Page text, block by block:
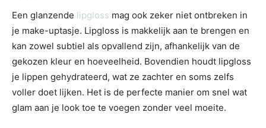
Een glanzende lipgloss mag ook zeker niet ontbreken in
je make-uptasje. Lipgloss is makkelijk aan te brengen en
kan zowel subtiel als opvallend zijn, afhankelijk van de
gekozen kleur en hoeveelheid. Bovendien houdt lipgloss
je lippen gehydrateerd, wat ze zachter en soms zelfs
voller doet lijken. Het is de perfecte manier om snel wat
glam aan je look toe te voegen zonder veel moeite.